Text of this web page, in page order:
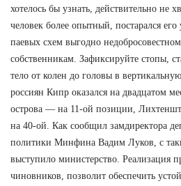
хотелось бы узнать, действительно не
человек более опытный, постарался
паевых схем выгодно
собственникам. Зафиксируйте стопы,
тело от колен до головы в
россиян Кипр оказался на двадцатом
острова — на 11-ой позиции,
на 40-ой. Как сообщил замдиректора
политики Минфина Вадим Луков, с
выступило министерство. Реализация
чиновников, позволит обеспечить